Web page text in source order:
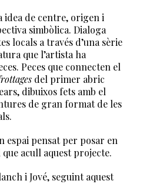
idea de centre, origen i
simbòlica. Dialoga
locals a través d’una sèrie
que l’artista ha
Peces que connecten el
del primer abric
dibuixos fets amb el
de gran format de les
espai pensat per posar en
acull aquest projecte.
i Jové, seguint aquest